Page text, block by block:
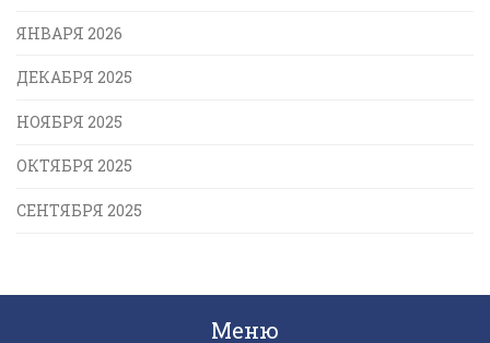
ЯНВАРЯ 2026
ДЕКАБРЯ 2025
НОЯБРЯ 2025
ОКТЯБРЯ 2025
СЕНТЯБРЯ 2025
Меню